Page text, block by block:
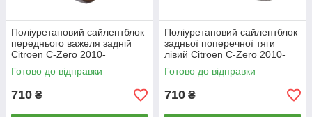
Поліуретановий сайлентблок
переднього важеля задній
Citroen C-Zero 2010-
Готово до відправки
710 ₴
Поліуретановий сайлентблок
задньої поперечної тяги
лівий Citroen C-Zero 2010-
Готово до відправки
710 ₴